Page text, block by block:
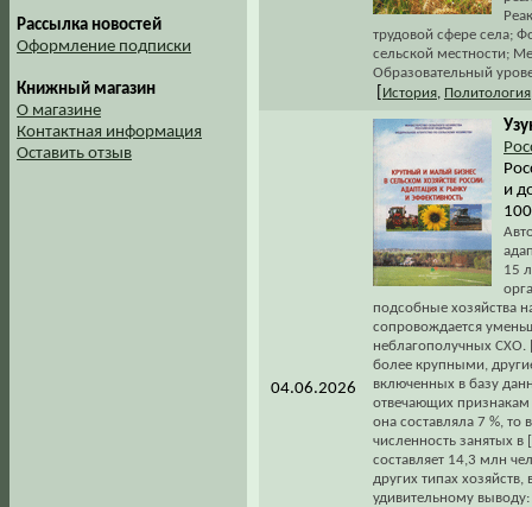
Рассылка новостей
Оформление подписки
Книжный магазин
О магазине
Контактная информация
Оставить отзыв
трудовой сфере села;
сельской местности;
Образовательный
История Политология
04.06.2026
и
15
подсобные хозяйства
сопровождается
неблагополучных СХО.
более крупными,
включенных в базу
отвечающих
она составляла 7 %,
численность занятых
составляет 14,3 млн
других типах
удивительному